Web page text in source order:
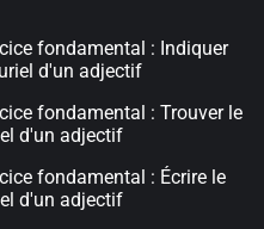
fondamental : Indiquer
d'un adjectif
fondamental : Trouver le
d'un adjectif
fondamental : Écrire le
d'un adjectif